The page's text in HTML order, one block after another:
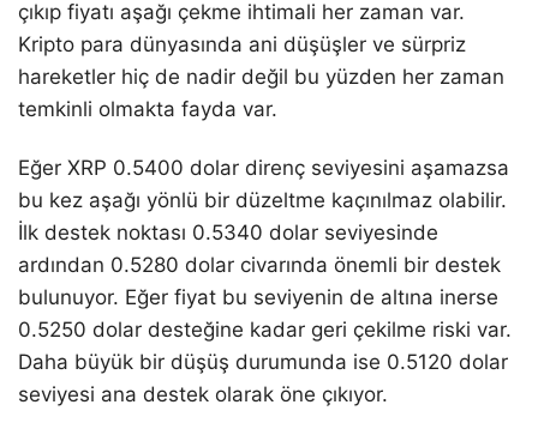
çıkıp fiyatı aşağı çekme ihtimali her zaman var.
Kripto para dünyasında ani düşüşler ve sürpriz
hareketler hiç de nadir değil bu yüzden her zaman
temkinli olmakta fayda var.
Eğer XRP 0.5400 dolar direnç seviyesini aşamazsa
bu kez aşağı yönlü bir düzeltme kaçınılmaz olabilir.
İlk destek noktası 0.5340 dolar seviyesinde
ardından 0.5280 dolar civarında önemli bir destek
bulunuyor. Eğer fiyat bu seviyenin de altına inerse
0.5250 dolar desteğine kadar geri çekilme riski var.
Daha büyük bir düşüş durumunda ise 0.5120 dolar
seviyesi ana destek olarak öne çıkıyor.